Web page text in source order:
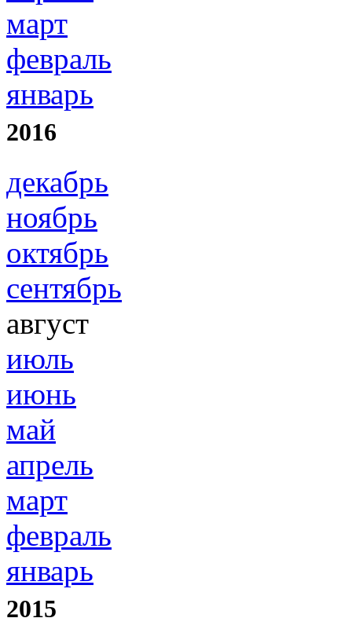
март
февраль
январь
2016
декабрь
ноябрь
октябрь
сентябрь
август
июль
июнь
май
апрель
март
февраль
январь
2015